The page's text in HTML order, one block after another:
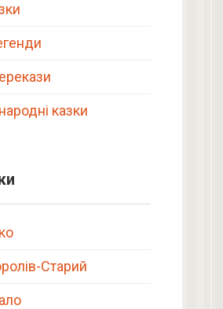
казки
Старий